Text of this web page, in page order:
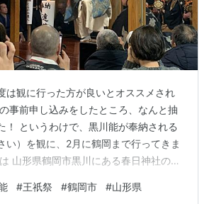
は観に行った方が良いとオススメされ
事前申し込みをしたところ、なんと抽
！ というわけで、黒川能が奉納される
い）を観に、2月に鶴岡まで行ってきま
山形県鶴岡市黒川にある春日神社の
し伝承されてきた民俗芸能です。 特徴
#王祇祭 #鶴岡市 #山形県